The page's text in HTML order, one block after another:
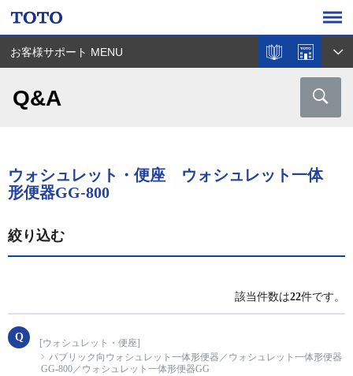
お客様サポート MENU
Q&A
ウォシュレット・便座 ウォシュレット一体
形便器GG-800
絞り込む
該当件数は22件です。
[ウォシュレット・便座]
パブリック向ウォシュレット一体形便器／ウォシュレット一体形便器
GG-800／ウォシュレット一体形便器GG